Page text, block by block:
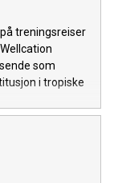
treningsreiser
som
i tropiske